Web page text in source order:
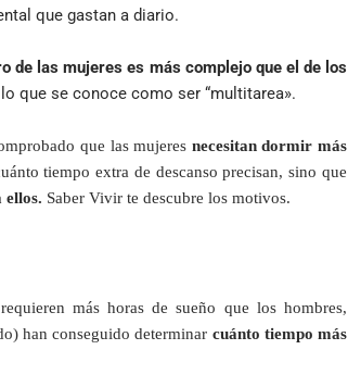
que gastan a diario.
de las mujeres es más complejo que el de los
que se conoce como ser “multitarea».
que las mujeres necesitan dormir más
tiempo extra de descanso precisan, sino que
ellos. Saber Vivir te descubre los motivos.
más horas de sueño que los hombres,
han conseguido determinar cuánto tiempo más